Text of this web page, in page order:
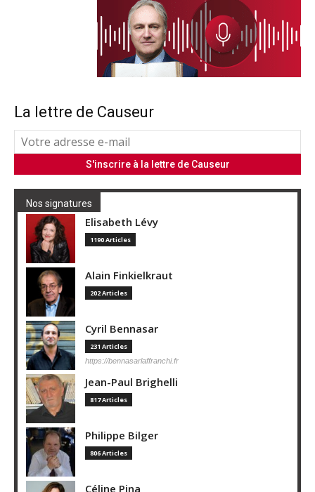
La lettre de Causeur
Nos signatures
Elisabeth Lévy
1190 Articles
Alain Finkielkraut
202 Articles
Cyril Bennasar
231 Articles
https://bennasarlaffranchi.fr
Jean-Paul Brighelli
817 Articles
Philippe Bilger
806 Articles
Céline Pina